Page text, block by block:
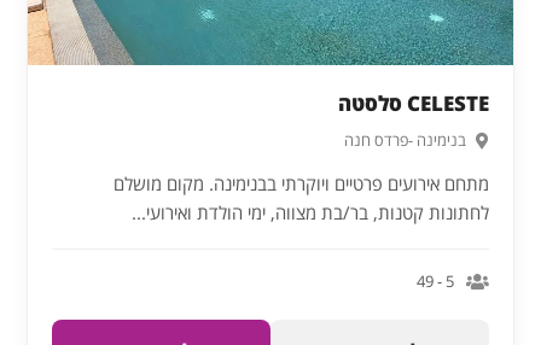
CELESTE סלסטה
בנימינה -פרדס חנה
מתחם אירועים פרטיים ויוקרתי בבנימינה. מקום מושלם
לחתונות קטנות, בר/בת מצווה, ימי הולדת ואירועי...
5 - 49